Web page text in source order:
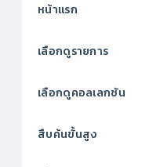
หน้าแรก
เลือกดูรายการ
เลือกดูคอลเลกชัน
สืบค้นขั้นสูง